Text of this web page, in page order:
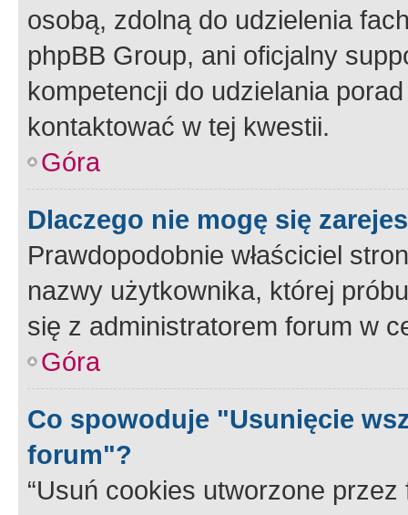
osobą, zdolną do udzielenia
phpBB Group, ani oficjalny
kompetencji do udzielania
kontaktować w tej kwestii.
Góra
Dlaczego nie mogę się
Prawdopodobnie właściciel
nazwy użytkownika, której
się z administratorem forum w
Góra
Co spowoduje "Usunięcie
forum"?
“Usuń cookies utworzone